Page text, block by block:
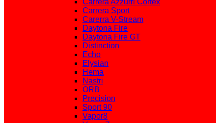
Carrera Azzurri Cortex
Carrera Sport
Carerra V-Stream
Daytona Fire
Daytona Fire GT
Distinction
Echo
Elysian
Hema
Nastri
ORB
Precision
Sport 90
Vapor8